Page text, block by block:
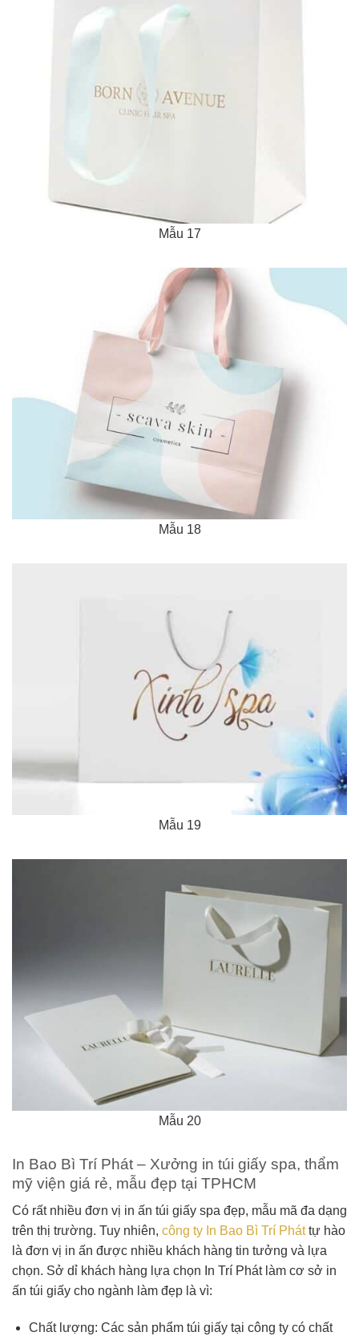
Mẫu 17
Mẫu 18
Mẫu 19
Mẫu 20
In Bao Bì Trí Phát – Xưởng in túi giấy spa, thẩm
mỹ viện giá rẻ, mẫu đẹp tại TPHCM
Có rất nhiều đơn vị in ấn túi giấy spa đẹp, mẫu mã đa dạng
trên thị trường. Tuy nhiên, công ty In Bao Bì Trí Pháttự hào
là đơn vị in ấn được nhiều khách hàng tin tưởng và lựa
chọn. Sở dỉ khách hàng lựa chọn In Trí Phát làm cơ sở in
ấn túi giấy cho ngành làm đẹp là vì:
Chất lượng: Các sản phẩm túi giấy tại công ty có chất